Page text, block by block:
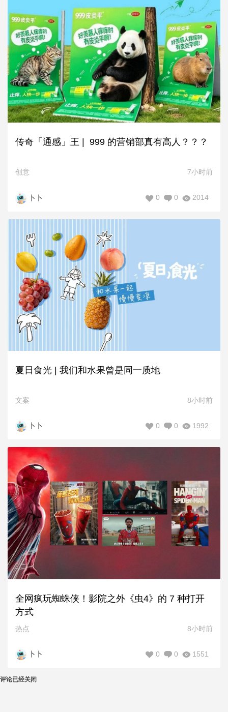
传奇「通感」王 | 999 的营销部真有高人？？？
创意 7小时前
卜卜 2014
0
0
夏日食光 | 我们和水果曾是同一质地
文案 8小时前
卜卜 1992
0
0
全网疯玩蜘蛛侠！影院之外《虫4》的 7 种打开
方式
热点 8小时前
卜卜 1551
0
0
评论已经关闭